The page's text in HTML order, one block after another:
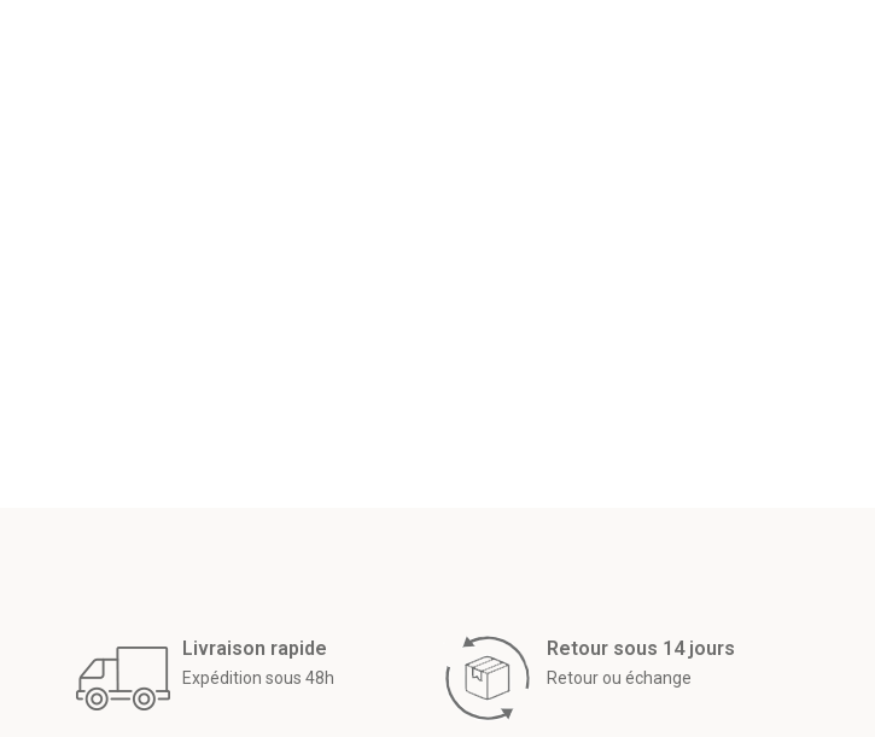
Livraison rapide
Expédition sous 48h
Retour sous 14 jours
Retour ou échange